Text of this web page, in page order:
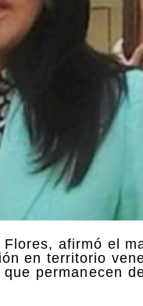
afirmó el
en territorio
permanecen